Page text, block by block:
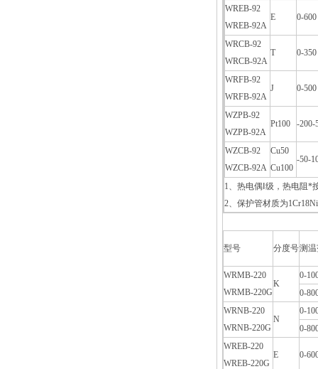
WREB-92
WREB-92A
E 0-600
WRCB-92
WRCB-92A
T 0-350
WRFB-92
WRFB-92A
J 0-500
WZPB-92
WZPB-92A
Pt100 -200-
WZCB-92
WZCB-92A
Cu50
Cu100
-50-
1、热电偶Ⅰ级，热电阻*
2、保护管材质为
型号 分度号测
WRMB-220
WRMB-220G
K
0-
0-
WRNB-220
WRNB-220G
N
0-
0-
WREB-220
WREB-220G
E 0-